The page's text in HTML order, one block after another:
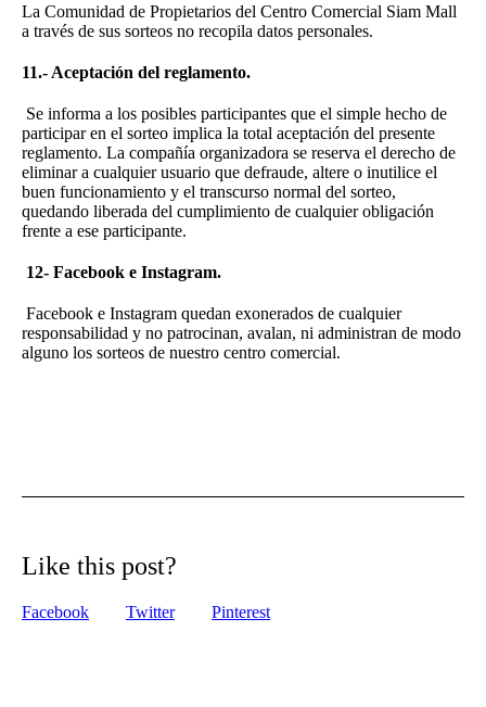
La Comunidad de Propietarios del Centro Comercial Siam Mall
a través de sus sorteos no recopila datos personales.
11.- Aceptación del reglamento.
Se informa a los posibles participantes que el simple hecho de
participar en el sorteo implica la total aceptación del presente
reglamento. La compañía organizadora se reserva el derecho de
eliminar a cualquier usuario que defraude, altere o inutilice el
buen funcionamiento y el transcurso normal del sorteo,
quedando liberada del cumplimiento de cualquier obligación
frente a ese participante.
12- Facebook e Instagram.
Facebook e Instagram quedan exonerados de cualquier
responsabilidad y no patrocinan, avalan, ni administran de modo
alguno los sorteos de nuestro centro comercial.
Like this post?
Facebook Twitter Pinterest